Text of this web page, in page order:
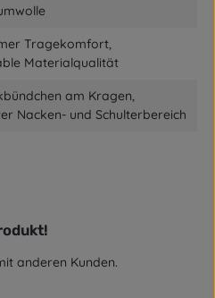
Tragekomfort,
Materialqualität
am Kragen,
Nacken- und Schulterbereich
0 von 5 Sternen
anderen Kunden.